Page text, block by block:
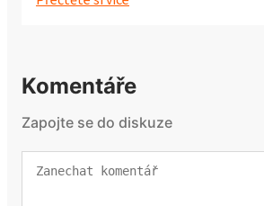
Komentáře
Zapojte se do diskuze